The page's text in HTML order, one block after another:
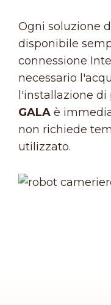
Ogni soluzione
disponibile
connessione
necessario
l'installazione di
GALA è
non richiede
utilizzato.